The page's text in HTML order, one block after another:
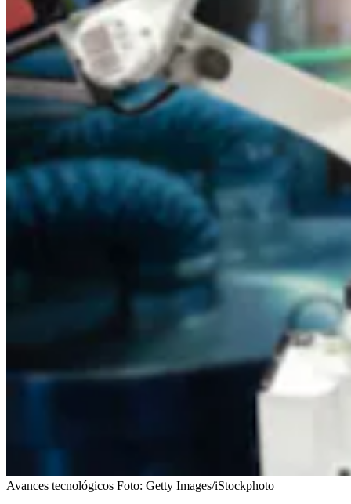
Avances tecnológicos Foto: Getty Images/iStockphoto